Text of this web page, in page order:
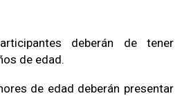
deberán de tener
de edad.
de edad deberán presentar